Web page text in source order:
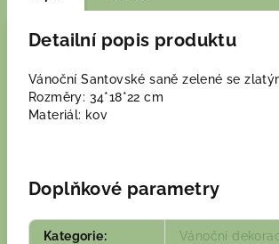
Detailní popis produktu
Vánoční Santovské saně zelené se
Rozměry: 34*18*22 cm
Materiál: kov
Doplňkové parametry
Kategorie: Vánoční